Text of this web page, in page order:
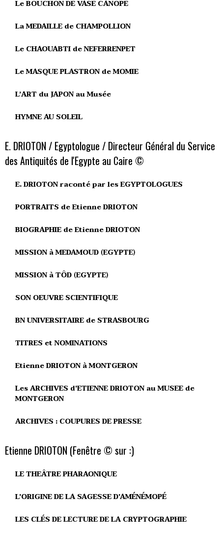
Le BOUCHON DE VASE CANOPE
La MEDAILLE de CHAMPOLLION
Le CHAOUABTI de NEFERRENPET
Le MASQUE PLASTRON de MOMIE
L’ART du JAPON au Musée
HYMNE AU SOLEIL
E. DRIOTON / Egyptologue / Directeur Général du Service
des Antiquités de l'Egypte au Caire ©
E. DRIOTON raconté par les EGYPTOLOGUES
PORTRAITS de Etienne DRIOTON
BIOGRAPHIE de Etienne DRIOTON
MISSION à MEDAMOUD (EGYPTE)
MISSION à TÔD (EGYPTE)
SON OEUVRE SCIENTIFIQUE
BN UNIVERSITAIRE de STRASBOURG
TITRES et NOMINATIONS
Etienne DRIOTON à MONTGERON
Les ARCHIVES d'ETIENNE DRIOTON au MUSEE de
MONTGERON
ARCHIVES : COUPURES DE PRESSE
Etienne DRIOTON (Fenêtre © sur :)
LE THEÂTRE PHARAONIQUE
L'ORIGINE DE LA SAGESSE D'AMÉNÉMOPÉ
LES CLÉS DE LECTURE DE LA CRYPTOGRAPHIE